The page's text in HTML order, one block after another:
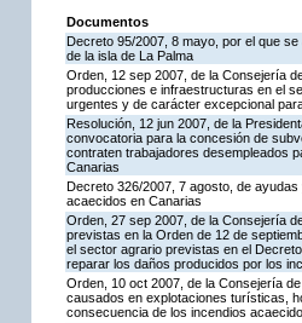
Documentos
Decreto 95/2007, 8 mayo, por el que
de la isla de La Palma
Orden, 12 sep 2007, de la Consejería
producciones e infraestructuras en el
urgentes y de carácter excepcional
Resolución, 12 jun 2007, de la
convocatoria para la concesión de
contraten trabajadores desempleados
Canarias
Decreto 326/2007, 7 agosto, de
acaecidos en Canarias
Orden, 27 sep 2007, de la Consejería
previstas en la Orden de 12 de
el sector agrario previstas en el
reparar los daños producidos por los
Orden, 10 oct 2007, de la Consejería
causados en explotaciones turísticas,
consecuencia de los incendios